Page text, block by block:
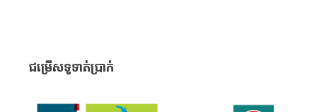
ជម្រើសទូទាត់ប្រាក់